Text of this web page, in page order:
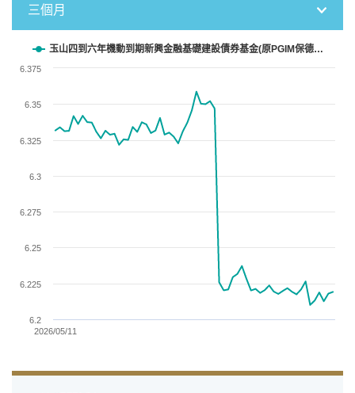
三個月
Chart
The chart has 1 X axis displaying categories.
The chart has 1 Y axis displaying values. Data ranges from
2026/05/11
6.2
6.225
6.25
6.275
6.3
6.325
6.35
6.375
玉山四到六年機動到期新興金融基礎建設債券基金(原PGIM保德…